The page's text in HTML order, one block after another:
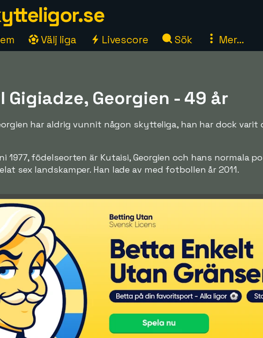
Välj liga Livescore Sök Mer...
Gigiadze, Georgien - 49 år
har aldrig vunnit någon skytteliga, han har dock
1977, födelseorten är Kutaisi, Georgien och hans normala
sex landskamper. Han lade av med fotbollen år 2011.